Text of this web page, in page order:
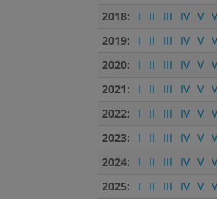
2018:
I II III IV V
2019:
I II III IV V
2020:
I II III IV V
2021:
I II III IV V
2022:
I II III IV V
2023:
I II III IV V
2024:
I II III IV V
2025:
I II III IV V